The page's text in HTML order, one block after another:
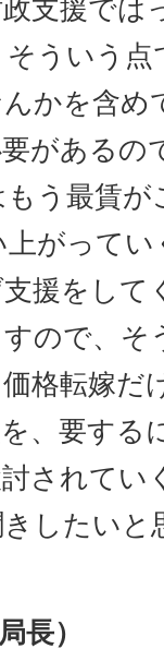
支援では
ういう
かを含め
があるの
う最賃が
がって
援をして
ので、そ
格転嫁だ
、要する
されてい
したいと
長）